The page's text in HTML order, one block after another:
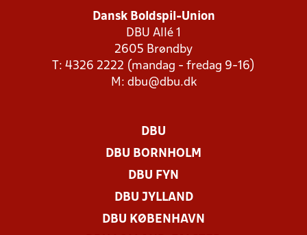
Dansk Boldspil-Union
DBU Allé 1
2605 Brøndby
T: 4326 2222 (mandag - fredag 9-16)
M: dbu@dbu.dk
DBU
DBU BORNHOLM
DBU FYN
DBU JYLLAND
DBU KØBENHAVN